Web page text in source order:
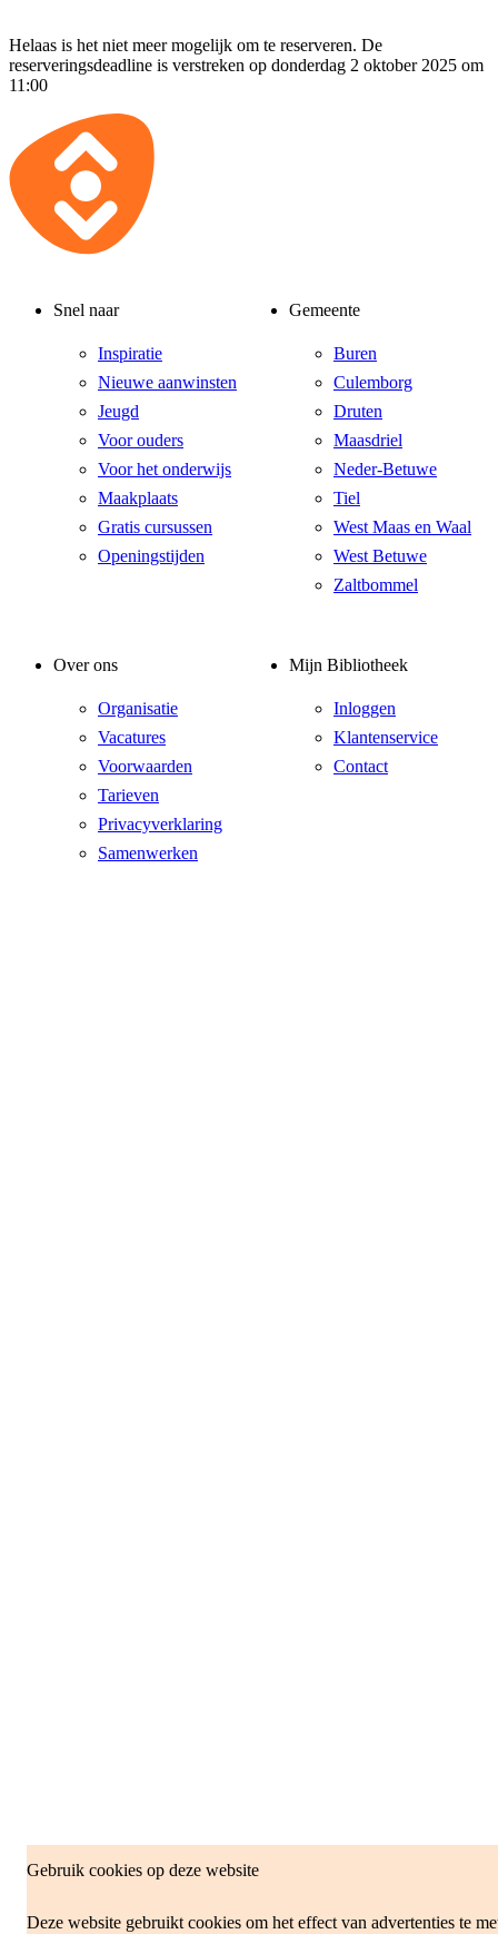
Gebruik cookies op deze website
Deze website gebruikt cookies om het effect van advertenties te
Helaas is het niet meer mogelijk om te reserveren. De
reserveringsdeadline is verstreken op donderdag 2 oktober 2025 om
11:00
Snel naar
Inspiratie
Nieuwe aanwinsten
Jeugd
Voor ouders
Voor het onderwijs
Maakplaats
Gratis cursussen
Openingstijden
Gemeente
Buren
Culemborg
Druten
Maasdriel
Neder-Betuwe
Tiel
West Maas en Waal
West Betuwe
Zaltbommel
Over ons
Organisatie
Vacatures
Voorwaarden
Tarieven
Privacyverklaring
Samenwerken
Mijn Bibliotheek
Inloggen
Klantenservice
Contact